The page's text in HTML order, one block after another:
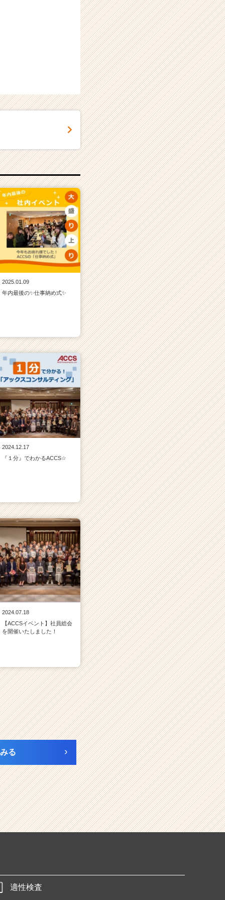
2025.01.09
年内最後の✨仕事納め式✨
2024.12.17
『１分』でわかるACCS☆
2024.07.18
【ACCSイベント】社員総会
を開催いたしました！
る
適性検査